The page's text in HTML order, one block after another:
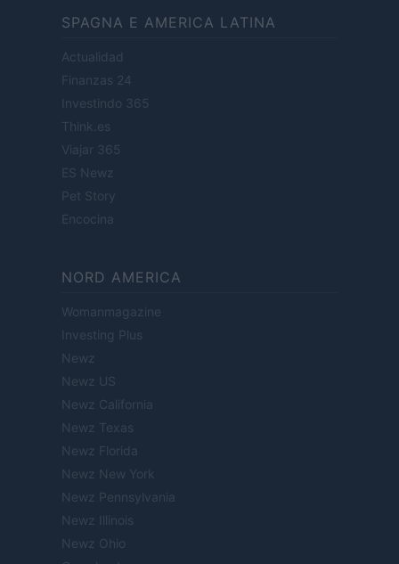
SPAGNA E AMERICA LATINA
Actualidad
Finanzas 24
Investindo 365
Think.es
Viajar 365
ES Newz
Pet Story
Encocina
NORD AMERICA
Womanmagazine
Investing Plus
Newz
Newz US
Newz California
Newz Texas
Newz Florida
Newz New York
Newz Pennsylvania
Newz Illinois
Newz Ohio